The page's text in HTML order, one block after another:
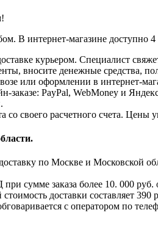
В интернет-магазине доступно 4
курьером. Специалист
вносите денежные средства,
или оформлении в интернет-
заказе: PayPal, WebMoney и
со своего расчетного счета.
по Москве и Московской
сумме заказа более 10. 000 руб.
доставки составляет 390
с оператором по